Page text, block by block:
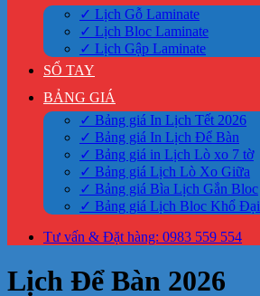
✓ Lịch Gỗ Laminate
✓ Lịch Bloc Laminate
✓ Lịch Gập Laminate
SỔ TAY
BẢNG GIÁ
✓ Bảng giá In Lịch Tết 2026
✓ Bảng giá In Lịch Để Bàn
✓ Bảng giá in Lịch Lò xo 7 tờ
✓ Bảng giá Lịch Lò Xo Giữa
✓ Bảng giá Bìa Lịch Gắn Bloc
✓ Bảng giá Lịch Bloc Khổ Đại
Tư vấn & Đặt hàng: 0983 559 554
Lịch Để Bàn 2026